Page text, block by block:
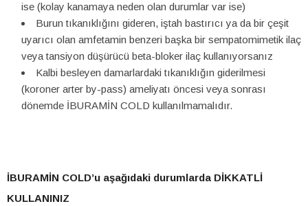
ise (kolay kanamaya neden olan durumlar var ise)
Burun tıkanıklığını gideren, iştah bastırıcı ya da bir çeşit
uyarıcı olan amfetamin benzeri başka bir sempatomimetik ilaç
veya tansiyon düşürücü beta-bloker ilaç kullanıyorsanız
Kalbi besleyen damarlardaki tıkanıklığın giderilmesi
(koroner arter by-pass) ameliyatı öncesi veya sonrası
dönemde İBURAMİN COLD kullanılmamalıdır.
İBURAMİN COLD’u aşağıdaki durumlarda DİKKATLİ
KULLANINIZ